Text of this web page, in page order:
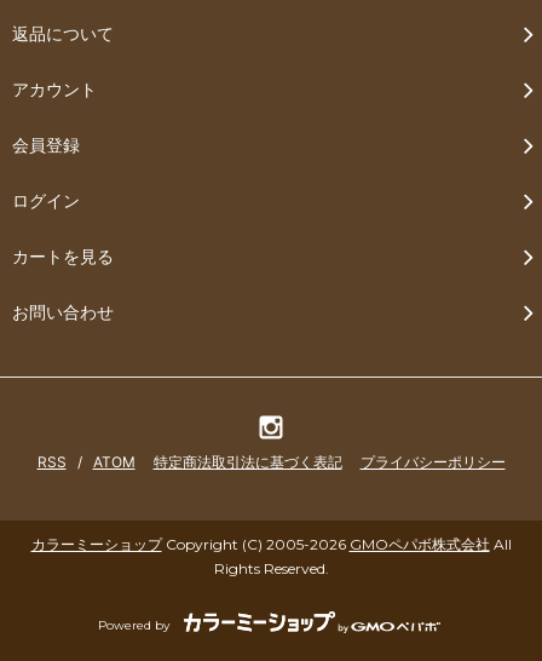
返品について
アカウント
会員登録
ログイン
カートを見る
お問い合わせ
RSS / ATOM 特定商法取引法に基づく表記 プライバシーポリシー
カラーミーショップCopyright (C) 2005-2026 GMOペパボ株式会社 All
Rights Reserved.
Powered by